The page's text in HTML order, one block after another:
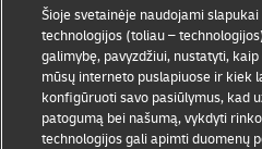
Naudojimo sąlygos
Privatumo pareiškimas
Pritaikymas neįgaliesiems
Šioje svetainėje naudojami
technologijos (toliau –
galimybę, pavyzdžiui, nustatyti,
mūsų interneto puslapiuose ir kiek
konfigūruoti savo pasiūlymus, kad
patogumą bei našumą, vykdyti
technologijos gali apimti duomenų